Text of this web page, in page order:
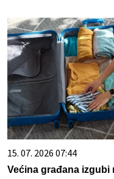
15. 07. 2026 07:44
Većina građana